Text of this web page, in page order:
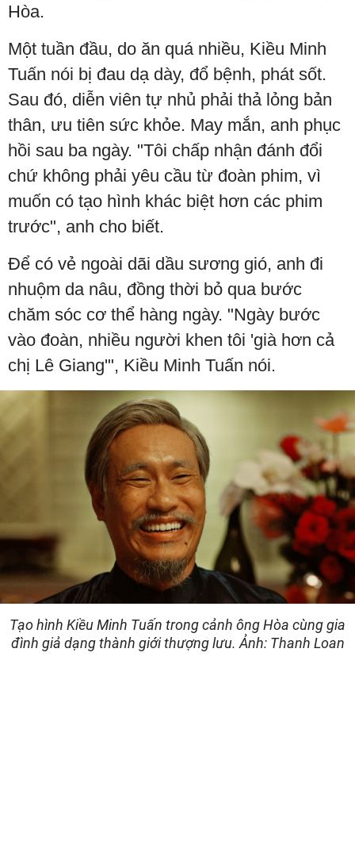
Hòa.
Một tuần đầu, do ăn quá nhiều, Kiều Minh
Tuấn nói bị đau dạ dày, đổ bệnh, phát sốt.
Sau đó, diễn viên tự nhủ phải thả lỏng bản
thân, ưu tiên sức khỏe. May mắn, anh phục
hồi sau ba ngày. "Tôi chấp nhận đánh đổi
chứ không phải yêu cầu từ đoàn phim, vì
muốn có tạo hình khác biệt hơn các phim
trước", anh cho biết.
Để có vẻ ngoài dãi dầu sương gió, anh đi
nhuộm da nâu, đồng thời bỏ qua bước
chăm sóc cơ thể hàng ngày. "Ngày bước
vào đoàn, nhiều người khen tôi 'già hơn cả
chị Lê Giang'", Kiều Minh Tuấn nói.
Tạo hình Kiều Minh Tuấn trong cảnh ông Hòa cùng gia
đình giả dạng thành giới thượng lưu. Ảnh: Thanh Loan